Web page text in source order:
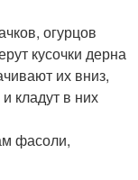
огурцов
кусочки дерна
их вниз,
кладут в них
фасоли,